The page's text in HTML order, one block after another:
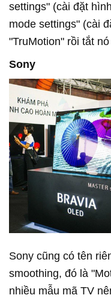
settings" (cài đặt
mode settings" (cài
"TruMotion" rồi tắt
Sony
Sony cũng có tên
smoothing, đó là
nhiều mẫu mã TV